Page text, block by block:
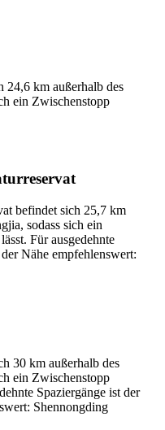
24,6 km außerhalb des
ein Zwischenstopp
befindet sich 25,7 km
sodass sich ein
Für ausgedehnte
Nähe empfehlenswert:
30 km außerhalb des
ein Zwischenstopp
Spaziergänge ist der
Shennongding